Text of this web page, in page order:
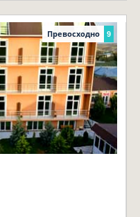
Превосходно 9